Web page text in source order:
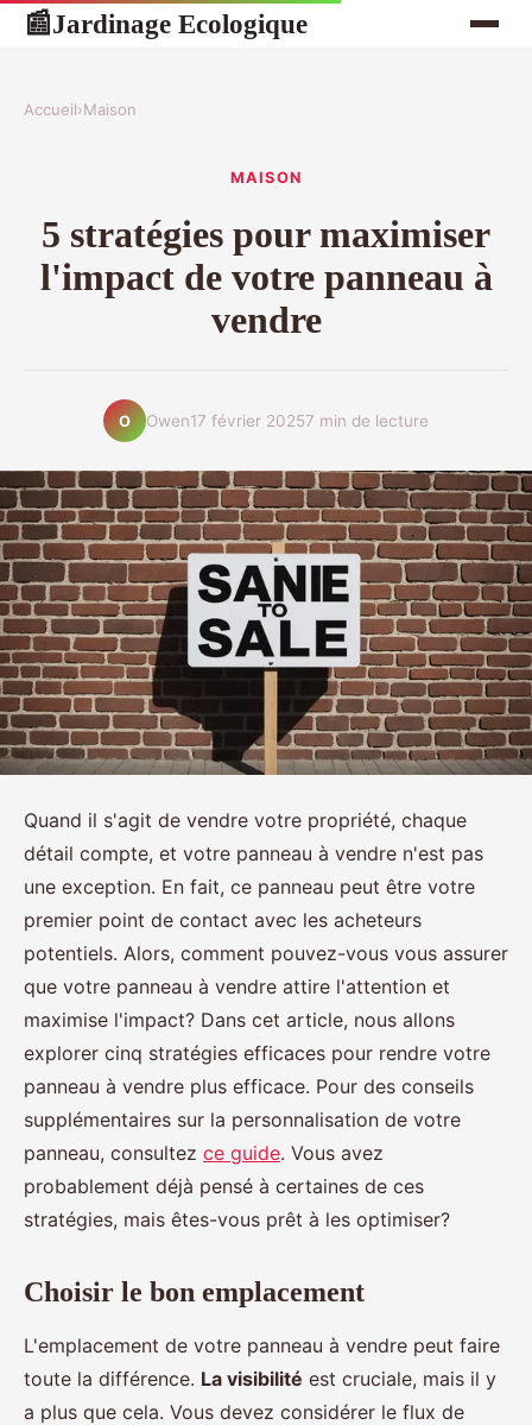
📰Jardinage Ecologique
Accueil›Maison
MAISON
5 stratégies pour maximiser
l'impact de votre panneau à
vendre
O Owen17 février 20257 min de lecture
Quand il s'agit de vendre votre propriété, chaque
détail compte, et votre panneau à vendre n'est pas
une exception. En fait, ce panneau peut être votre
premier point de contact avec les acheteurs
potentiels. Alors, comment pouvez-vous vous assurer
que votre panneau à vendre attire l'attention et
maximise l'impact? Dans cet article, nous allons
explorer cinq stratégies efficaces pour rendre votre
panneau à vendre plus efficace. Pour des conseils
supplémentaires sur la personnalisation de votre
panneau, consultez ce guide. Vous avez
probablement déjà pensé à certaines de ces
stratégies, mais êtes-vous prêt à les optimiser?
Choisir le bon emplacement
L'emplacement de votre panneau à vendre peut faire
toute la différence. La visibilité est cruciale, mais il y
a plus que cela. Vous devez considérer le flux de